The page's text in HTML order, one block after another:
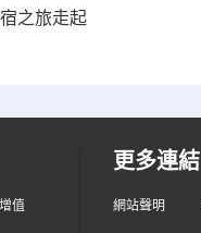
之旅走起
值
更多連結
網站聲明